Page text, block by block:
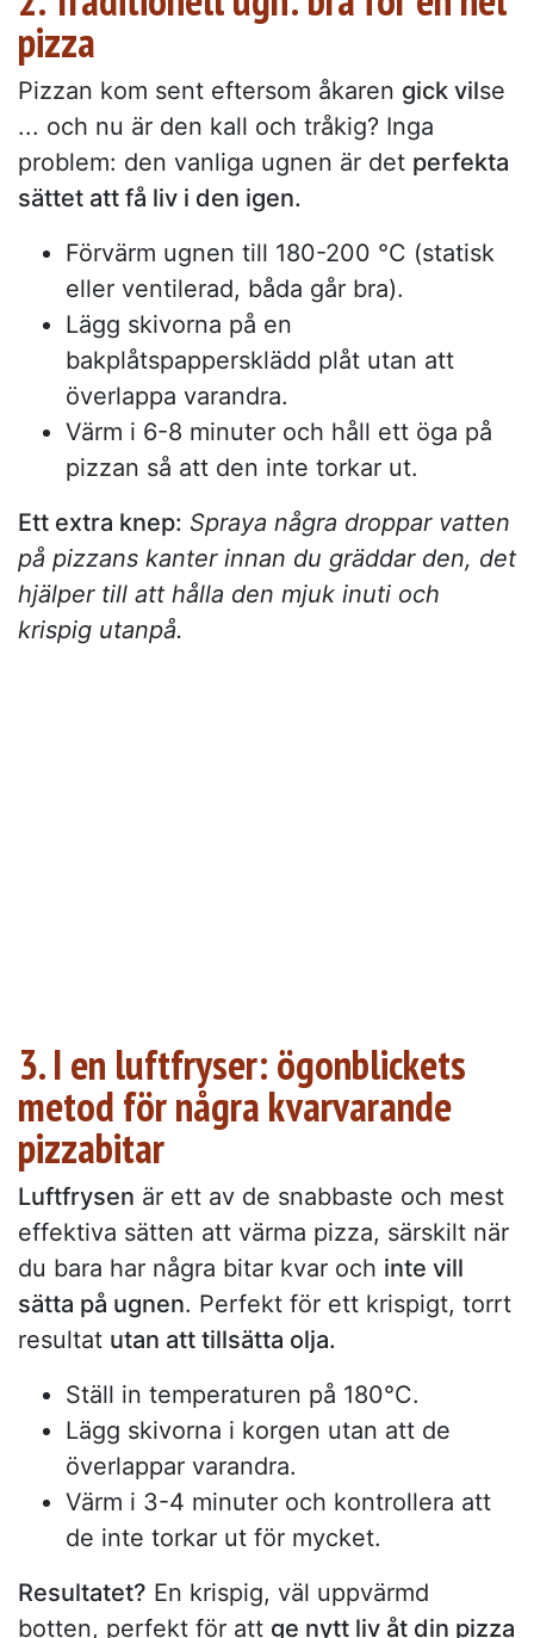
pizza
Pizzan kom sent eftersom åkaren gick vilse
... och nu är den kall och tråkig? Inga
problem: den vanliga ugnen är det perfekta
sättet att få liv i den igen.
Förvärm ugnen till 180-200 °C (statisk
eller ventilerad, båda går bra).
Lägg skivorna på en
bakplåtspappersklädd plåt utan att
överlappa varandra.
Värm i 6-8 minuter och håll ett öga på
pizzan så att den inte torkar ut.
Ett extra knep: Spraya några droppar vatten
på pizzans kanter innan du gräddar den, det
hjälper till att hålla den mjuk inuti och
krispig utanpå.
3. I en luftfryser: ögonblickets
metod för några kvarvarande
pizzabitar
Luftfrysen är ett av de snabbaste och mest
effektiva sätten att värma pizza, särskilt när
du bara har några bitar kvar och inte vill
sätta på ugnen. Perfekt för ett krispigt, torrt
resultat utan att tillsätta olja.
Ställ in temperaturen på 180°C.
Lägg skivorna i korgen utan att de
överlappar varandra.
Värm i 3-4 minuter och kontrollera att
de inte torkar ut för mycket.
Resultatet? En krispig, väl uppvärmd
botten, perfekt för att ge nytt liv åt din pizza